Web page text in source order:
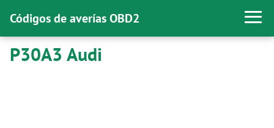
Códigos de averías OBD2
P30A3 Audi